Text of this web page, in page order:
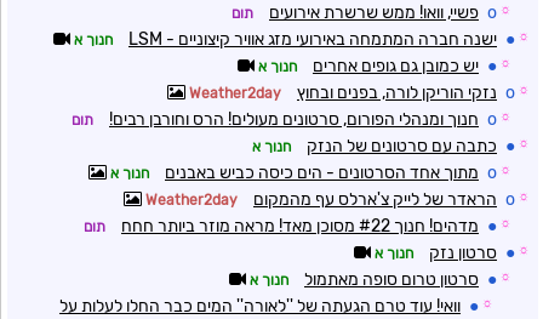
☼
o פשיי, וואו! ממש שרשרת אירועים תום
☼
● ישנה חברה המתמחה באירועי מזג אוויר קיצוניים - LSM חנוך א
☼
● יש כמובן גם גופים אחרים חנוך א
☼
o נזקי הוריקן לורה, בפנים ובחוץ Weather2day
☼
o חנוך ומנהלי הפורום, סרטונים מעולים! הרס וחורבן רבים! תום
☼
● כתבה עם סרטונים של הנזק חנוך א
☼
o מתוך אחד הסרטונים - הים כיסה כביש באבנים חנוך א
☼
o הראדר של לייק צ'ארלס עף מהמקום Weather2day
☼
● מדהים! חנוך #22 מסוכן מאד! מראה מוזר ביותר חחח תום
☼
● סרטון נזק חנוך א
☼
● סרטון טרום סופה מאתמול חנוך א
☼
● וואי! עוד טרם הגעתה של ''לאורה'' המים כבר החלו לעלות על